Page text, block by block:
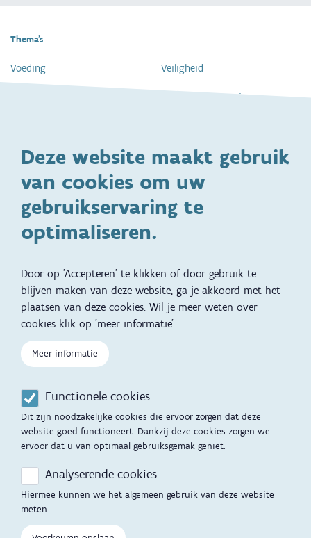
Deze website maakt gebruik
van cookies om uw
gebruikservaring te
optimaliseren.
Door op 'Accepteren' te klikken of door gebruik te
blijven maken van deze website, ga je akkoord met het
plaatsen van deze cookies. Wil je meer weten over
cookies klik op 'meer informatie'.
Meer informatie
Functionele cookies
Dit zijn noodzakelijke cookies die ervoor zorgen dat deze
website goed functioneert. Dankzij deze cookies zorgen we
ervoor dat u van optimaal gebruiksgemak geniet.
Analyserende cookies
Hiermee kunnen we het algemeen gebruik van deze website
meten.
Thema's
Voeding
Ontwikkeling en gedrag
Specifieke
ondersteuningsbehoefte
Zwangerschap en geboorte
Slapen
Veiligheid
Dagelijkse verzorging
Gezinsleven
Adoptie
Kinderwens
Voet
Kind en Gezin diensten
Aanbod tijdens de
zwangerschap
Opvoedingsondersteuning
Kinderopvang
Hulp en contact
Contactfomulier
Vertalingen
Mijn Opgroeien